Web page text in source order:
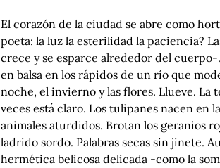
El corazón de la ciudad se abre como
poeta: la luz la esterilidad la paciencia?
crece y se esparce alrededor del cuerpo-
en balsa en los rápidos de un río que
noche, el invierno y las flores. Llueve. La
veces está claro. Los tulipanes nacen en
animales aturdidos. Brotan los geranios
ladrido sordo. Palabras secas sin jinete.
hermética belicosa delicada -como la